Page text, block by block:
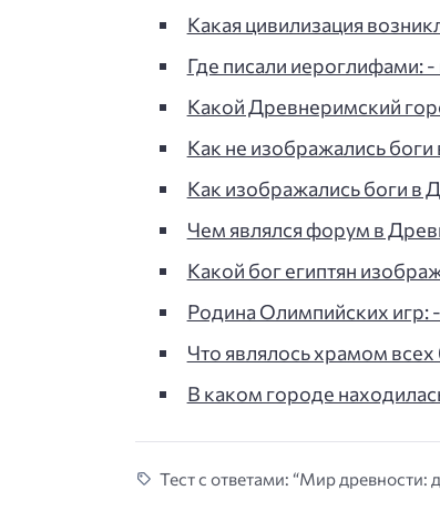
Какая цивилизация
Где писали иероглифами: -
Какой Древнеримский
Как не изображались
Как изображались боги в
Чем являлся форум в
Какой бог египтян
Родина Олимпийских игр: -
Что являлось храмом
В каком городе
Тест с ответами: “Мир древности: